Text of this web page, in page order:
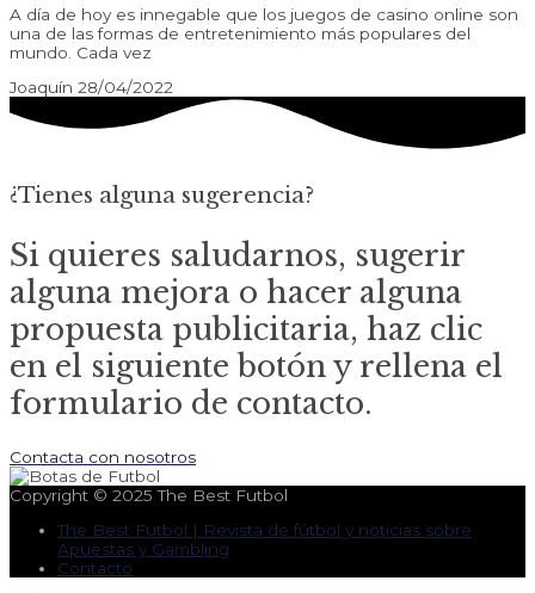
A día de hoy es innegable que los juegos de casino online son
una de las formas de entretenimiento más populares del
mundo. Cada vez
Joaquín 28/04/2022
¿Tienes alguna sugerencia?
Si quieres saludarnos, sugerir
alguna mejora o hacer alguna
propuesta publicitaria, haz clic
en el siguiente botón y rellena el
formulario de contacto.
Contacta con nosotros
Copyright © 2025The Best Futbol
The Best Futbol | Revista de fútbol y noticias sobre
Apuestas y Gambling
Contacto